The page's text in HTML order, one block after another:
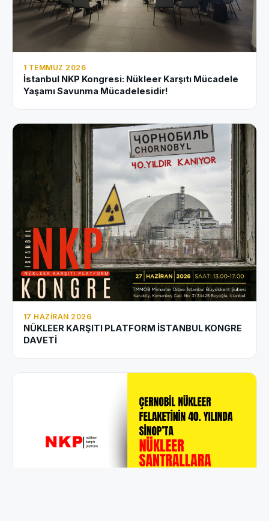
1 TEMMUZ 2026
İstanbul NKP Kongresi: Nükleer Karşıtı Mücadele
Yaşamı Savunma Mücadelesidir!
17 HAZIRAN 2026
NÜKLEER KARŞITI PLATFORM İSTANBUL KONGRE
DAVETİ